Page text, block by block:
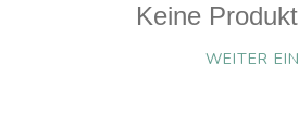
Keine
WEITER